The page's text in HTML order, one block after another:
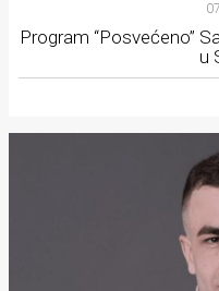
Program “Posvećeno”
u